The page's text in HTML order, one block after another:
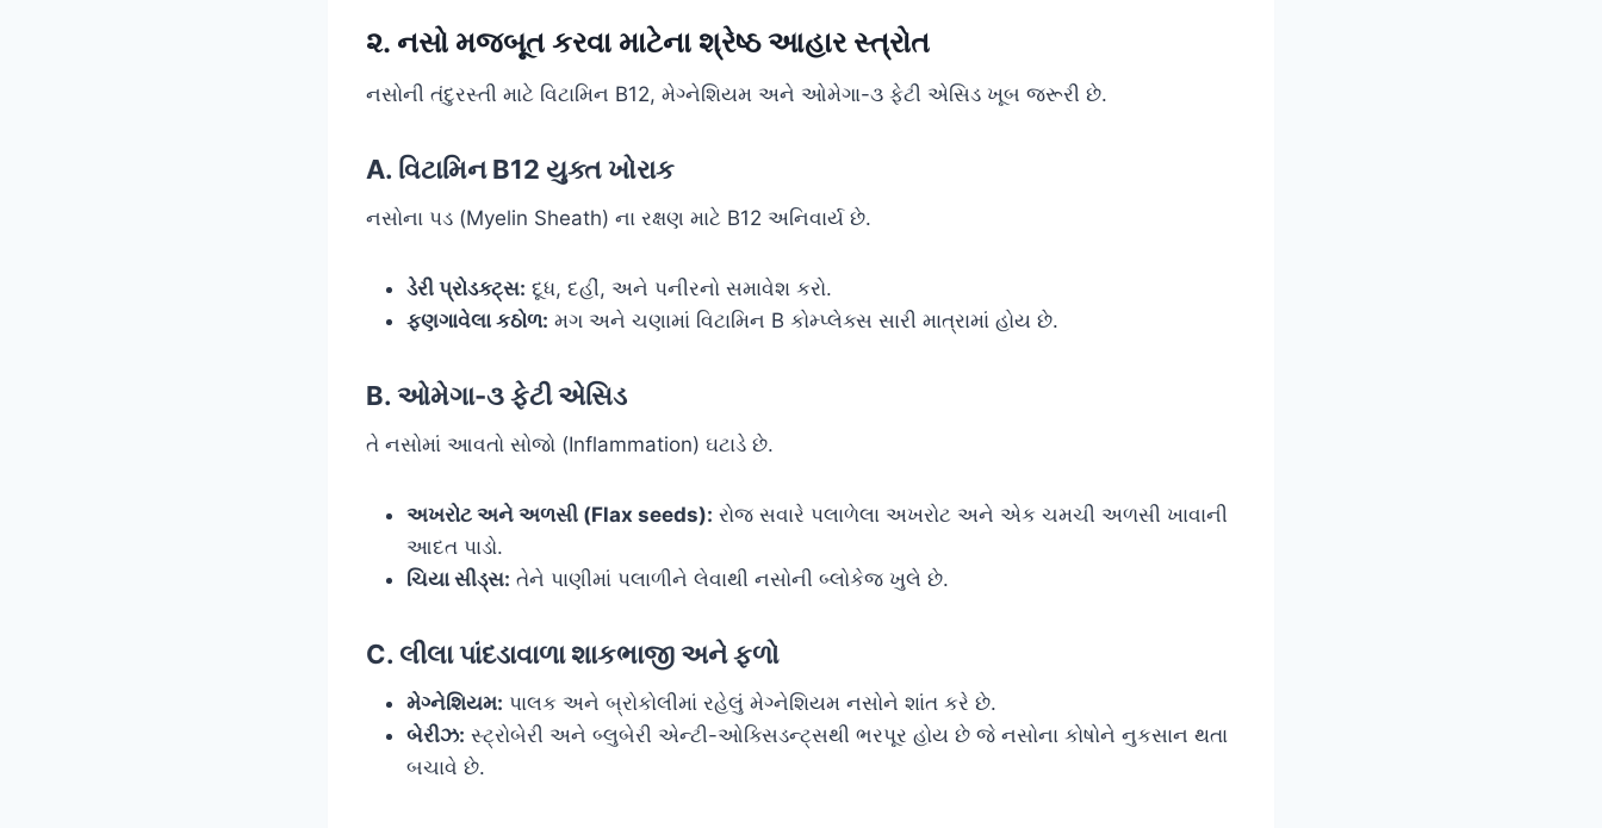
૨. નસો મજબૂત કરવા માટેના શ્રેષ્ઠ આહાર સ્ત્રોત
નસોની તંદુરસ્તી માટે વિટામિન B12, મેગ્નેશિયમ અને ઓમેગા-૩ ફેટી એસિડ ખૂબ જરૂરી છે.
A. વિટામિન B12 યુક્ત ખોરાક
નસોના પડ (Myelin Sheath) ના રક્ષણ માટે B12 અનિવાર્ય છે.
ડેરી પ્રોડક્ટ્સ: દૂધ, દહીં, અને પનીરનો સમાવેશ કરો.
ફણગાવેલા કઠોળ: મગ અને ચણામાં વિટામિન B કોમ્પ્લેક્સ સારી માત્રામાં હોય છે.
B. ઓમેગા-૩ ફેટી એસિડ
તે નસોમાં આવતો સોજો (Inflammation) ઘટાડે છે.
અખરોટ અને અળસી (Flax seeds): રોજ સવારે પલાળેલા અખરોટ અને એક ચમચી અળસી ખાવાની
આદત પાડો.
ચિયા સીડ્સ: તેને પાણીમાં પલાળીને લેવાથી નસોની બ્લોકેજ ખુલે છે.
C. લીલા પાંદડાવાળા શાકભાજી અને ફળો
મેગ્નેશિયમ: પાલક અને બ્રોકોલીમાં રહેલું મેગ્નેશિયમ નસોને શાંત કરે છે.
બેરીઝ: સ્ટ્રોબેરી અને બ્લુબેરી એન્ટી-ઓક્સિડન્ટ્સથી ભરપૂર હોય છે જે નસોના કોષોને નુકસાન થતા
બચાવે છે.